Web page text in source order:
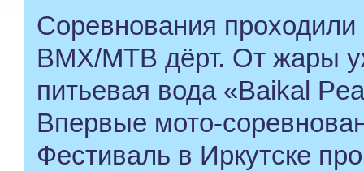
Соревнования проходили
BMX/MTB дёрт. От жары
питьевая вода «Baikal
Впервые мото-
Фестиваль в Иркутске